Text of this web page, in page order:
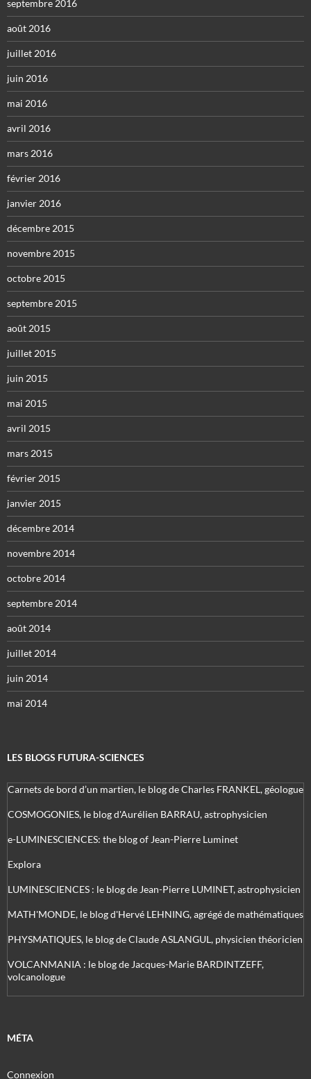
septembre 2016
août 2016
juillet 2016
juin 2016
mai 2016
avril 2016
mars 2016
février 2016
janvier 2016
décembre 2015
novembre 2015
octobre 2015
septembre 2015
août 2015
juillet 2015
juin 2015
mai 2015
avril 2015
mars 2015
février 2015
janvier 2015
décembre 2014
novembre 2014
octobre 2014
septembre 2014
août 2014
juillet 2014
juin 2014
mai 2014
LES BLOGS FUTURA-SCIENCES
Carnets de bord d’un martien, le blog de Charles FRANKEL, géologue
COSMOGONIES, le blog d'Aurélien BARRAU, astrophysicien
e-LUMINESCIENCES: the blog of Jean-Pierre Luminet
Explora
LUMINESCIENCES : le blog de Jean-Pierre LUMINET, astrophysicien
MATH'MONDE, le blog d'Hervé LEHNING, agrégé de mathématiques
PHYSMATIQUES, le blog de Claude ASLANGUL, physicien théoricien
VOLCANMANIA : le blog de Jacques-Marie BARDINTZEFF,
volcanologue
MÉTA
Connexion